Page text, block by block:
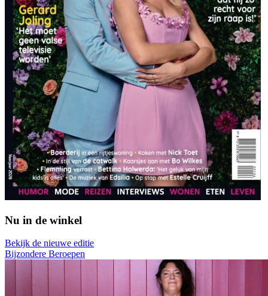
Nu in de winkel
Bekijk de nieuwe editie
Bijzondere Beroepen